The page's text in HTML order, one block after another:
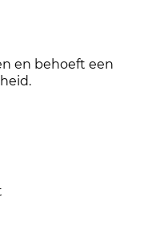
en behoeft een